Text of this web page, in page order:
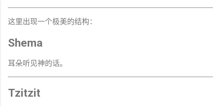
这里出现一个极美的结构：
Shema
耳朵听见神的话。
Tzitzit